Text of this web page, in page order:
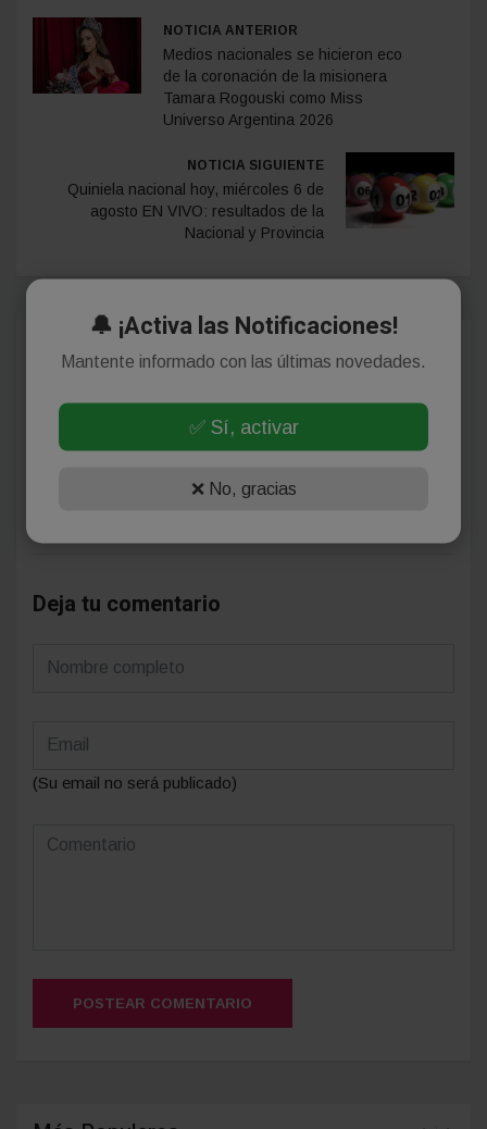
NOTICIA ANTERIOR
Medios nacionales se hicieron eco
de la coronación de la misionera
Tamara Rogouski como Miss
Universo Argentina 2026
NOTICIA SIGUIENTE
Quiniela nacional hoy, miércoles 6 de
agosto EN VIVO: resultados de la
Nacional y Provincia
Comentarios
¡Sin comentarios aún!
Se el primero en comentar este artículo.
Deja tu comentario
(Su email no será publicado)
POSTEAR COMENTARIO
🔔 ¡Activa las Notificaciones!
Mantente informado con las últimas novedades.
✅ Sí, activar
❌ No, gracias